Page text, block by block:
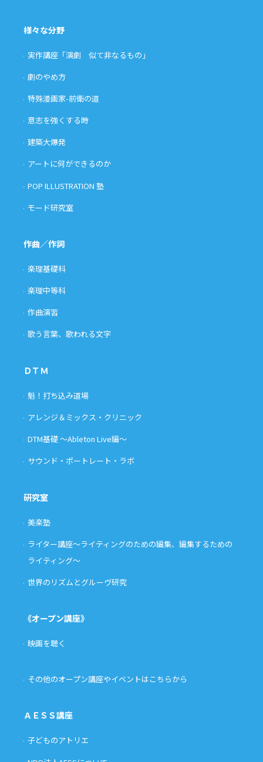
様々な分野
実作講座「演劇 似て非なるもの」
劇のやめ方
特殊漫画家-前衛の道
意志を強くする時
建築大爆発
アートに何ができるのか
POP ILLUSTRATION 塾
モード研究室
作曲／作詞
楽理基礎科
楽理中等科
作曲演習
歌う言葉、歌われる文字
ＤＴＭ
魁！打ち込み道場
アレンジ＆ミックス・クリニック
DTM基礎 〜Ableton Live編〜
サウンド・ポートレート・ラボ
研究室
美楽塾
ライター講座〜ライティングのための編集、編集するための
ライティング〜
世界のリズムとグルーヴ研究
《オープン講座》
映画を聴く
その他のオープン講座やイベントはこちらから
ＡＥＳＳ講座
子どものアトリエ